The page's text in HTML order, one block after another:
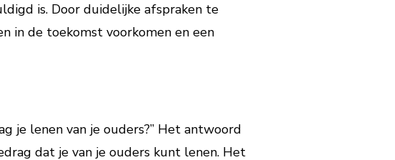
is. Door duidelijke afspraken te
in de toekomst voorkomen en een
je lenen van je ouders?” Het antwoord
dat je van je ouders kunt lenen. Het